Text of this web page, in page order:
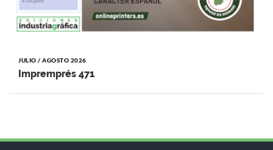
JULIO / AGOSTO 2026
Impremprés 471